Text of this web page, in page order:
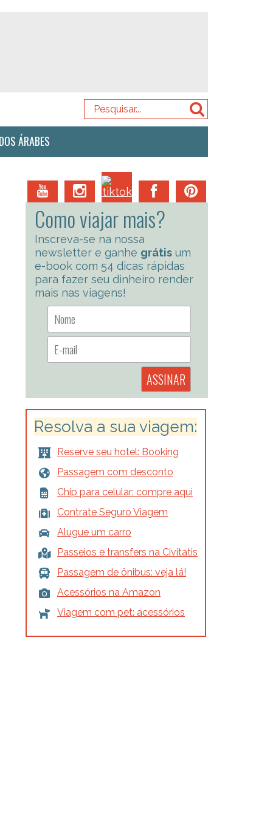
ÁRABES
Como viajar mais?
Inscreva-se na nossa
newsletter e ganhe grátis um
e-book com 54 dicas rápidas
para fazer seu dinheiro render
mais nas viagens!
Resolva a sua viagem:
Reserve seu hotel: Booking
Passagem com desconto
Chip para celular: compre aqui
Contrate Seguro Viagem
Alugue um carro
Passeios e transfers na Civitatis
Passagem de ônibus: veja lá!
Acessórios na Amazon
Viagem com pet: acessórios